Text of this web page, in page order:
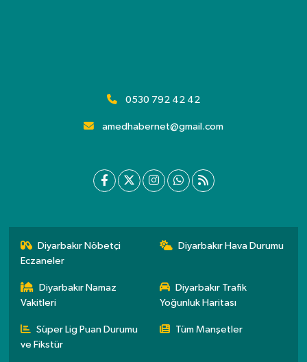
0530 792 42 42
amedhabernet@gmail.com
Diyarbakır Nöbetçi
Eczaneler
Diyarbakır Hava Durumu
Diyarbakır Namaz
Vakitleri
Diyarbakır Trafik
Yoğunluk Haritası
Süper Lig Puan Durumu
ve Fikstür
Tüm Manşetler